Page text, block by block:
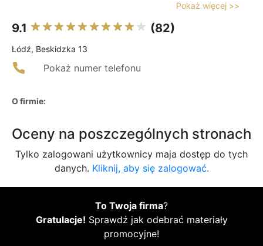
Pokaż więcej >>
9.1 (82)
Łódź, Beskidzka 13
Pokaż numer telefonu
O firmie:
Oceny na poszczególnych stronach
Tylko zalogowani użytkownicy maja dostęp do tych
danych. Kliknij, aby się zalogować.
To Twoja firma?
Gratulacje! Sprawdź jak odebrać materiały
promocyjne!